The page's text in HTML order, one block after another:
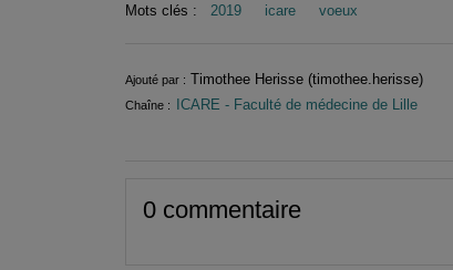
Mots clés : 2019 icare voeux
Informations
Ajouté par : Timothee Herisse (timothee.herisse)
Chaîne : ICARE - Faculté de médecine de Lille
0 commentaire